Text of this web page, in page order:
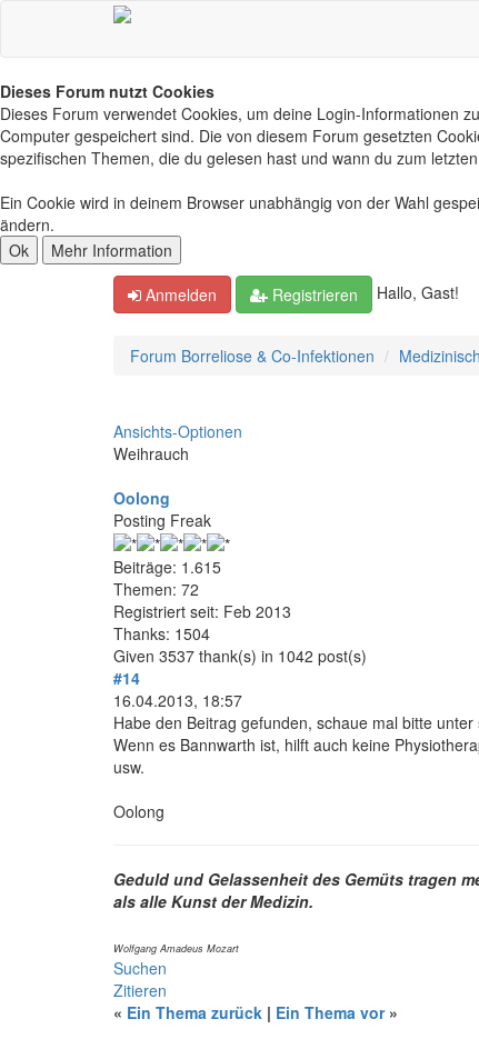
Dieses Forum nutzt Cookies
Dieses Forum verwendet Cookies, um deine Login-Informationen
Computer gespeichert sind. Die von diesem Forum gesetzten
spezifischen Themen, die du gelesen hast und wann du zum
Ein Cookie wird in deinem Browser unabhängig von der Wahl
ändern.
Anmelden Registrieren Hallo, Gast!
Forum Borreliose & Co-Infektionen
Ansichts-Optionen
Weihrauch
Oolong
Posting Freak
Beiträge: 1.615
Themen: 72
Registriert seit: Feb 2013
Thanks: 1504
Given 3537 thank(s) in 1042 post(s)
#14
16.04.2013, 18:57
Habe den Beitrag gefunden, schaue mal bitte
Wenn es Bannwarth ist, hilft auch keine
usw.
Oolong
Geduld und Gelassenheit des Gemüts tragen
als alle Kunst der Medizin.
Wolfgang Amadeus Mozart
Suchen
Zitieren
« Ein Thema zurück | Ein Thema vor»